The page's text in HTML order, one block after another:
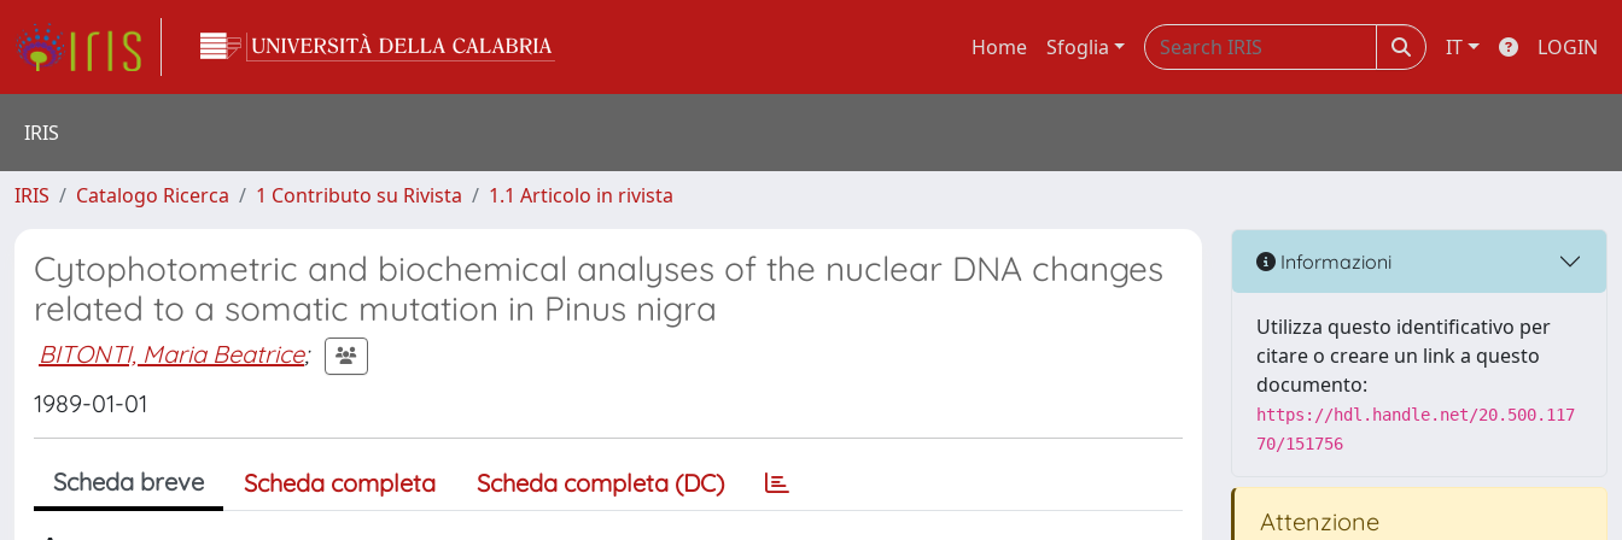
Home Sfoglia IT LOGIN
IRIS
IRIS Catalogo Ricerca 1 Contributo su Rivista 1.1 Articolo in rivista
Cytophotometric and biochemical analyses of the nuclear DNA changes
related to a somatic mutation in Pinus nigra
BITONTI, Maria Beatrice;
1989-01-01
Scheda breve Scheda completa Scheda completa (DC)
Informazioni
Utilizza questo identificativo per
citare o creare un link a questo
documento:
https://hdl.handle.net/20.500.117
70/151756
Attenzione